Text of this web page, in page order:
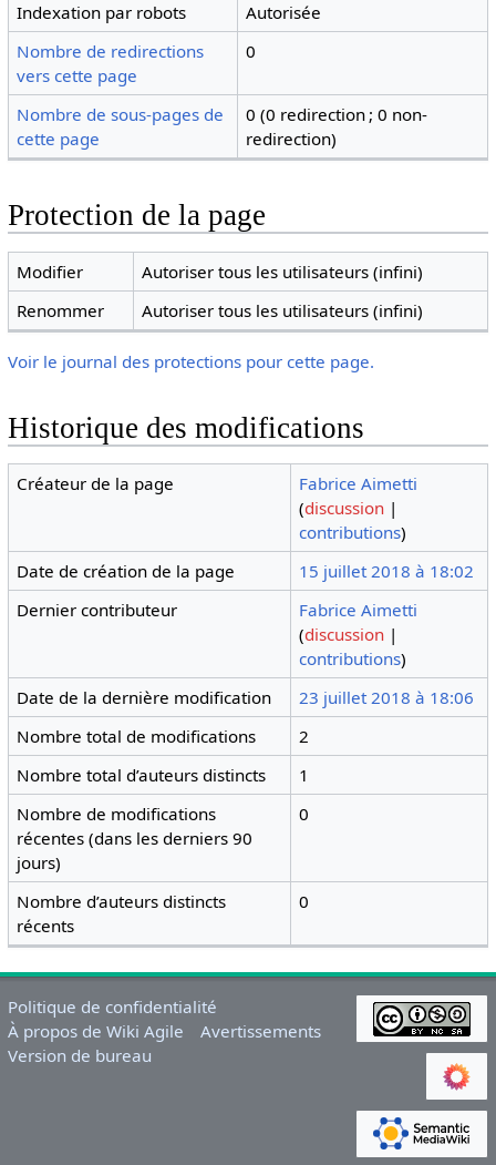
Indexation par robots
Autorisée
Nombre de redirections
vers cette page
0
Nombre de sous-pages de
cette page
0 (0 redirection ; 0 non-
redirection)
Protection de la page
Modifier
Autoriser tous les utilisateurs (infini)
Renommer
Autoriser tous les utilisateurs (infini)
Voir le journal des protections pour cette page.
Historique des modifications
Créateur de la page
Fabrice Aimetti
(discussion |
contributions)
Date de création de la page
15 juillet 2018 à 18:02
Dernier contributeur
Fabrice Aimetti
(discussion |
contributions)
Date de la dernière modification
23 juillet 2018 à 18:06
Nombre total de modifications
2
Nombre total d’auteurs distincts
1
Nombre de modifications
récentes (dans les derniers 90
jours)
0
Nombre d’auteurs distincts
récents
0
Politique de confidentialité
À propos de Wiki Agile
Avertissements
Version de bureau